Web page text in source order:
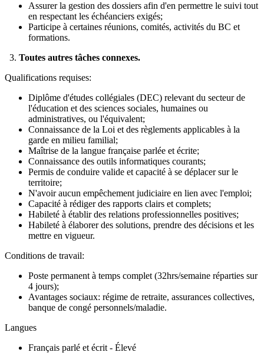
Assurer la gestion des dossiers afin d'en permettre le suivi tout
en respectant les échéanciers exigés;
Participe à certaines réunions, comités, activités du BC et
formations.
3. Toutes autres tâches connexes.
Qualifications requises:
Diplôme d'études collégiales (DEC) relevant du secteur de
l'éducation et des sciences sociales, humaines ou
administratives, ou l'équivalent;
Connaissance de la Loi et des règlements applicables à la
garde en milieu familial;
Maîtrise de la langue française parlée et écrite;
Connaissance des outils informatiques courants;
Permis de conduire valide et capacité à se déplacer sur le
territoire;
N'avoir aucun empêchement judiciaire en lien avec l'emploi;
Capacité à rédiger des rapports clairs et complets;
Habileté à établir des relations professionnelles positives;
Habileté à élaborer des solutions, prendre des décisions et les
mettre en vigueur.
Conditions de travail:
Poste permanent à temps complet (32hrs/semaine réparties sur
4 jours);
Avantages sociaux: régime de retraite, assurances collectives,
banque de congé personnels/maladie.
Langues
Français parlé et écrit - Élevé